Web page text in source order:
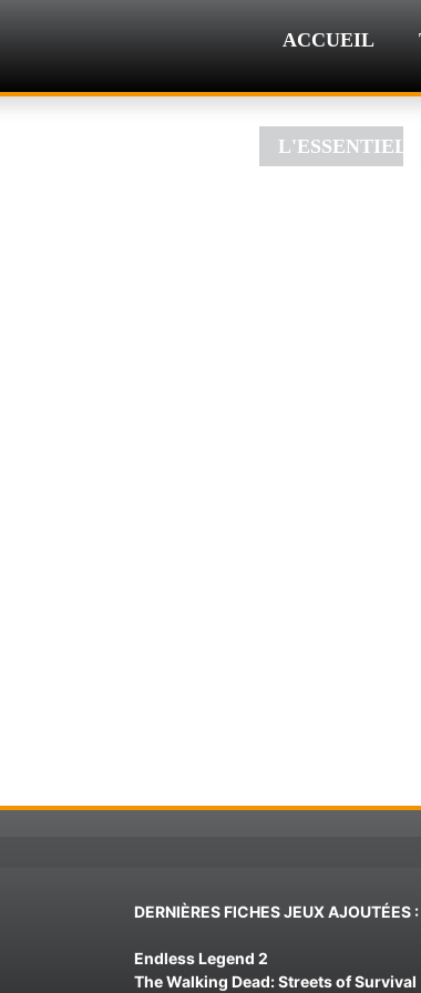
ACCUEIL
L'ESSENTIEL
DERNIÈRES FICHES JEUX AJOUTÉES :
Endless Legend 2
The Walking Dead: Streets of Survival